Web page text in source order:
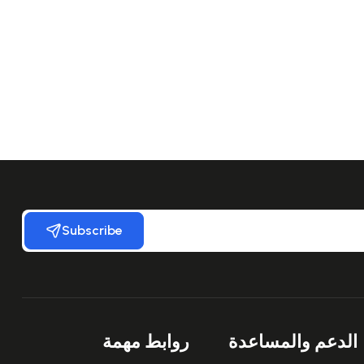
Subscribe
الدعم والمساعدة روابط مهمة